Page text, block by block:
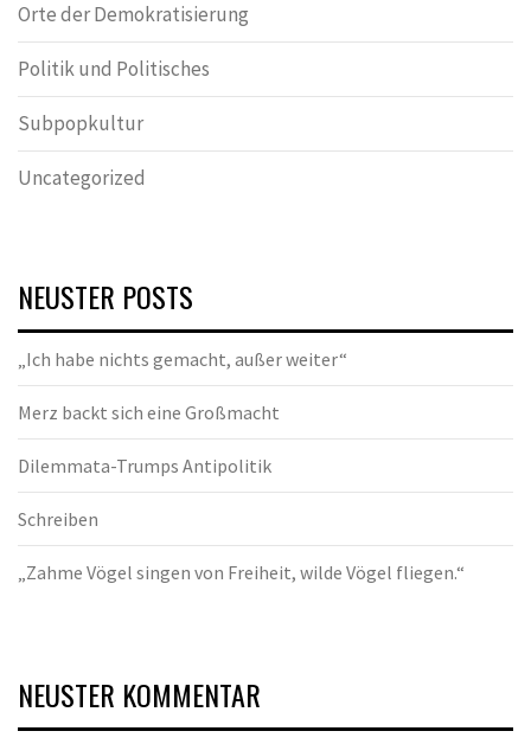
Orte der Demokratisierung
Politik und Politisches
Subpopkultur
Uncategorized
NEUSTER POSTS
„Ich habe nichts gemacht, außer weiter“
Merz backt sich eine Großmacht
Dilemmata-Trumps Antipolitik
Schreiben
„Zahme Vögel singen von Freiheit, wilde Vögel fliegen.“
NEUSTER KOMMENTAR